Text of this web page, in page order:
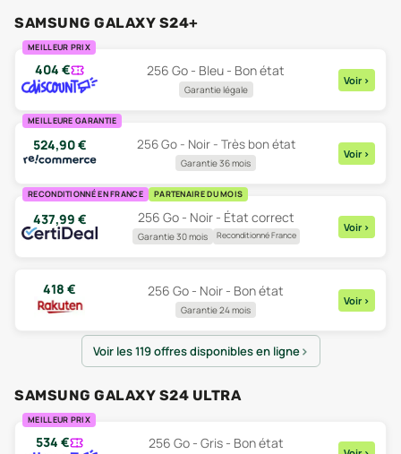
SAMSUNG GALAXY S24+
MEILLEUR PRIX
404 € 256 Go - Bleu - Bon état
Garantie légale
Voir >
MEILLEURE GARANTIE
524,90€ 256 Go - Noir - Très bon état
Garantie 36 mois
Voir >
RECONDITIONNÉ EN FRANCE PARTENAIRE DU MOIS
437,99 € 256 Go - Noir - État correct
Garantie 30 mois Reconditionné France
Voir >
418 € 256 Go - Noir - Bon état
Garantie 24 mois
Voir >
Voir les 119 offres disponibles en ligne
SAMSUNG GALAXY S24 ULTRA
MEILLEUR PRIX
534 € 256 Go - Gris - Bon état